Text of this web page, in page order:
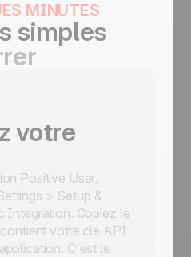
MINUTES
simples
votre
Positive User,
> Setup &
Integration. Copiez le
votre clé API
C'est le